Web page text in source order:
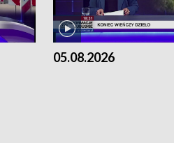
05.08.2026